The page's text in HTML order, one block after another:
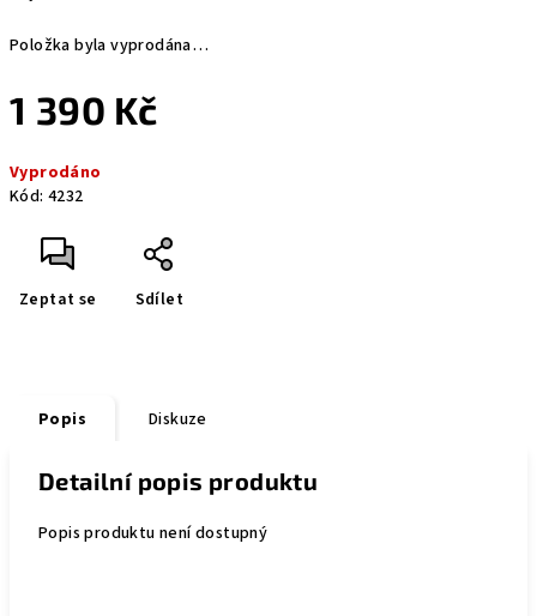
Položka byla vyprodána…
1 390 Kč
cena:
Vyprodáno
Kód: 4232
Zeptat se Sdílet
Popis Diskuze
Detailní popis produktu
Popis produktu není dostupný